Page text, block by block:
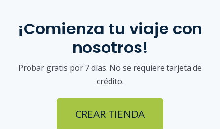
¡Comienza tu viaje con
nosotros!
Probar gratis por 7 días. No se requiere tarjeta de
crédito.
CREAR TIENDA